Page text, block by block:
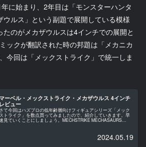
に始まり、2年目は「モンスターハンタ
ウルス」という副題で展開している模様
のがメカザウルスは4インチでの展開と
ックが翻訳された時の邦題は「メカニカ
今回は「メックストライク」で統一しま
ーベル・メックストライク・メカザウルス 4インチ
レビュー
さて今回はハズブロの低年齢層向けフィギュアシリーズ「メック
ストライク」を数点買ってみましたので、紹介していきます。早
見ていくことにしましょう。MECHSTRIKE MECHASAURS
2024.05.19